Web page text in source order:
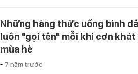
Những hàng thức uống bình
luôn "gọi tên" mỗi khi cơn
mùa hè
- 7 năm trước